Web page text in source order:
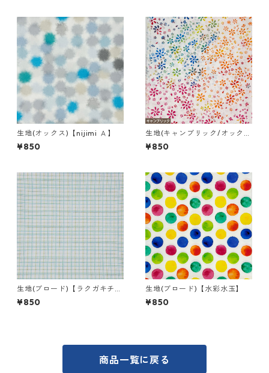
生地(オックス)【nijimi Ａ】
¥850
生地(キャンブリック/オック
ス)【花クレヨン Ｂ】
¥850
生地(ブロード)【ラクガキチェ
ック Ａ】
¥850
生地(ブロード)【水彩水玉】
¥850
商品一覧に戻る